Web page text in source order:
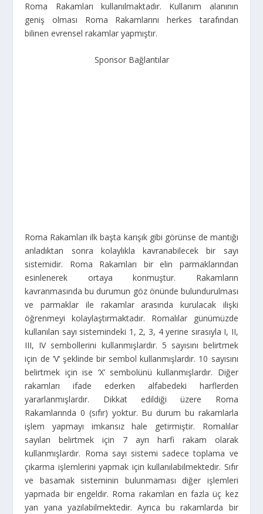
Roma Rakamları kullanılmaktadır. Kullanım alanının
geniş olması Roma Rakamlarını herkes tarafından
bilinen evrensel rakamlar yapmıştır.
Sponsor Bağlantılar
Roma Rakamları ilk başta karışık gibi görünse de mantığı
anladıktan sonra kolaylıkla kavranabilecek bir sayı
sistemidir. Roma Rakamları bir elin parmaklarından
esinlenerek ortaya konmuştur. Rakamların
kavranmasında bu durumun göz önünde bulundurulması
ve parmaklar ile rakamlar arasında kurulacak ilişki
öğrenmeyi kolaylaştırmaktadır. Romalılar günümüzde
kullanılan sayı sistemindeki 1, 2, 3, 4 yerine sırasıyla I, II,
III, IV sembollerini kullanmışlardır. 5 sayısını belirtmek
için de ‘V’ şeklinde bir sembol kullanmışlardır. 10 sayısını
belirtmek için ise ‘X’ sembolünü kullanmışlardır. Diğer
rakamları ifade ederken alfabedeki harflerden
yararlanmışlardır. Dikkat edildiği üzere Roma
Rakamlarında 0 (sıfır) yoktur. Bu durum bu rakamlarla
işlem yapmayı imkansız hale getirmiştir. Romalılar
sayıları belirtmek için 7 ayrı harfi rakam olarak
kullanmışlardır. Roma sayı sistemi sadece toplama ve
çıkarma işlemlerini yapmak için kullanılabilmektedir. Sıfır
ve basamak sisteminin bulunmaması diğer işlemleri
yapmada bir engeldir. Roma rakamları en fazla üç kez
yan yana yazılabilmektedir. Ayrıca bu rakamlarda bir